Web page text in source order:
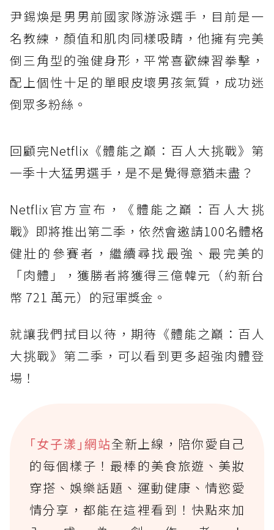
尹錫煥是男男前國家隊游泳選手，目前是一
名教練，顏值和肌肉同樣吸睛，他擁有完美
倒三角型的強健身形，平常喜歡練習拳擊，
配上個性十足的單眼皮壞男孩氣質，成功迷
倒眾多粉絲。
回顧完Netflix《體能之巔：百人大挑戰》第
一季十大猛男選手，是不是覺得意猶未盡？
Netflix官方宣布，《體能之巔：百人大挑
戰》即將推出第二季，依然會邀請100名體格
健壯的參賽者，繼續尋找最強、最完美的
「肉體」，獲勝者將獲得三億韓元（約新台
幣 721 萬元）的冠軍獎金。
就讓我們拭目以待，期待《體能之巔：百人
大挑戰》第二季，可以看到更多超強肉體登
場！
｢女子漾｣網站全新上線，陪你愛自己
的每個樣子！最棒的美食旅遊、美妝
穿搭、娛樂話題、運動健康、情慾愛
情分享，都能在這裡看到！快點來加